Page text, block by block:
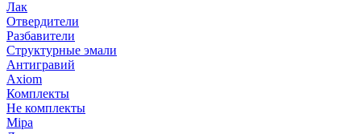
Лак
Отвердители
Разбавители
Структурные эмали
Антигравий
Axiom
Комплекты
Не комплекты
Mipa